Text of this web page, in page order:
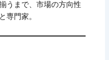
うまで、市場の方向性
専門家。